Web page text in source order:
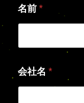
名前 *
会社名 *